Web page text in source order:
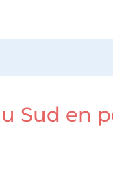
Sud en